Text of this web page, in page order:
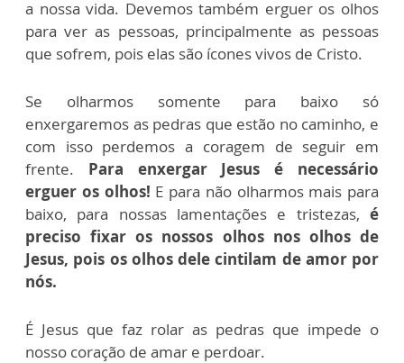
a nossa vida. Devemos também erguer os olhos
para ver as pessoas, principalmente as pessoas
que sofrem, pois elas são ícones vivos de Cristo.
Se olharmos somente para baixo só
enxergaremos as pedras que estão no caminho, e
com isso perdemos a coragem de seguir em
frente. Para enxergar Jesus é necessário
erguer os olhos! E para não olharmos mais para
baixo, para nossas lamentações e tristezas, é
preciso fixar os nossos olhos nos olhos de
Jesus, pois os olhos dele cintilam de amor por
nós.
É Jesus que faz rolar as pedras que impede o
nosso coração de amar e perdoar.